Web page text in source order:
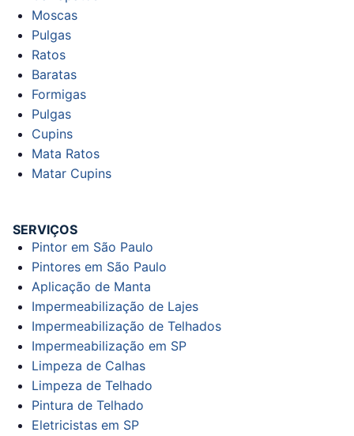
Moscas
Pulgas
Ratos
Baratas
Formigas
Pulgas
Cupins
Mata Ratos
Matar Cupins
SERVIÇOS
Pintor em São Paulo
Pintores em São Paulo
Aplicação de Manta
Impermeabilização de Lajes
Impermeabilização de Telhados
Impermeabilização em SP
Limpeza de Calhas
Limpeza de Telhado
Pintura de Telhado
Eletricistas em SP